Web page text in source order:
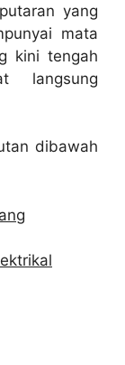
yang
mata
kini tengah
langsung
dibawah